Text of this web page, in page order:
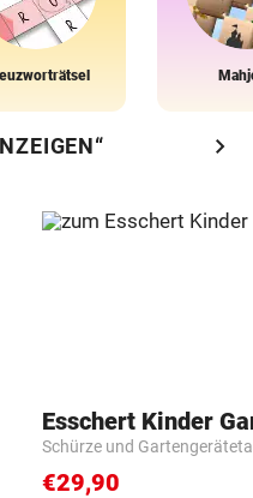
chevron_right
Schürze und
€29,90